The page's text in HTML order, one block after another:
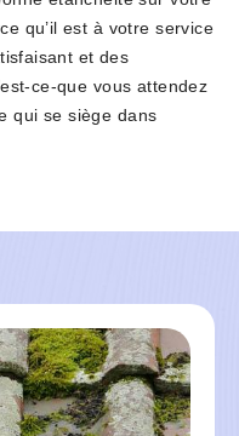
qu’il est à votre service
et des
ce-que vous attendez
qui se siège dans